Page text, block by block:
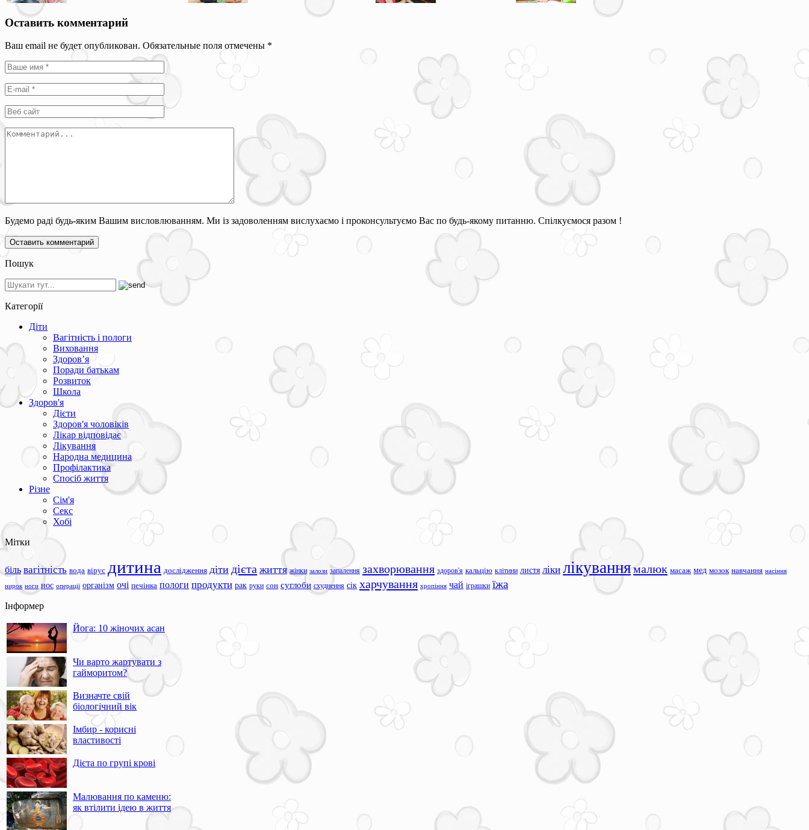
Оставить комментарий
Ваш email не будет опубликован. Обязательные поля отмечены *
Будемо раді будь-яким Вашим висловлюванням. Ми із задоволенням вислухаємо і проконсультуємо Вас по будь-якому питанню. Спілкуємося разом !
Пошук
Категорії
Діти
Вагітність і пологи
Виховання
Здоров’я
Поради батькам
Розвиток
Школа
Здоров'я
Дієти
Здоров'я чоловіків
Лікар відповідає
Лікування
Народна медицина
Профілактика
Спосіб життя
Різне
Сім'я
Секс
Хобі
Мітки
біль вагітність вода вірус дитина дослідження діти дієта життя жінки залози запалення захворювання здоров'я кальцію клітини листя ліки лікуваннямалюк масаж мед мозок навчання насіння
нирок ноги нос операції організм очі печінка пологи продукти рак руки сон суглоби схуднення сік харчування хропіння чай іграшки їжа
Інформер
Йога: 10 жіночих асан
Чи варто жартувати з
гайморитом?
Визначте свій
біологічний вік
Імбир - корисні
властивості
Дієта по групі крові
Малювання по каменю:
як втілити ідею в життя